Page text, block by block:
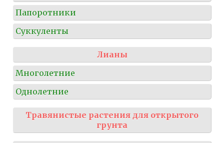
Папоротники
Суккуленты
Лианы
Многолетние
Однолетние
Травянистые растения для открытого
грунта